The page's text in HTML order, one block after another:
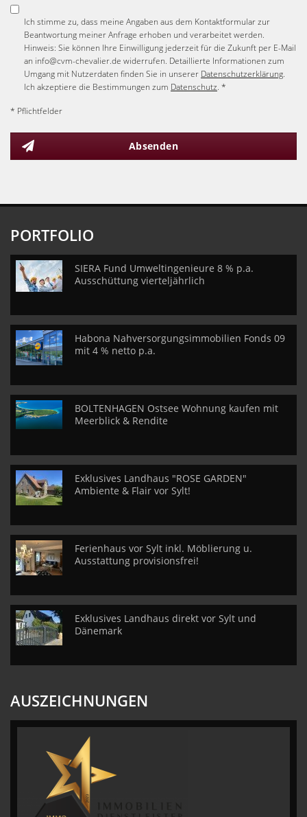
Ich stimme zu, dass meine Angaben aus dem Kontaktformular zur
Beantwortung meiner Anfrage erhoben und verarbeitet werden.
Hinweis: Sie können Ihre Einwilligung jederzeit für die Zukunft per E-Mail
an info@cvm-chevalier.de widerrufen. Detaillierte Informationen zum
Umgang mit Nutzerdaten finden Sie in unserer Datenschutzerklärung.
Ich akzeptiere die Bestimmungen zum Datenschutz. *
* Pflichtfelder
Absenden
PORTFOLIO
SIERA Fund Umweltingenieure 8 % p.a.
Ausschüttung vierteljährlich
Habona Nahversorgungsimmobilien Fonds 09
mit 4 % netto p.a.
BOLTENHAGEN Ostsee Wohnung kaufen mit
Meerblick & Rendite
Exklusives Landhaus "ROSE GARDEN"
Ambiente & Flair vor Sylt!
Ferienhaus vor Sylt inkl. Möblierung u.
Ausstattung provisionsfrei!
Exklusives Landhaus direkt vor Sylt und
Dänemark
AUSZEICHNUNGEN